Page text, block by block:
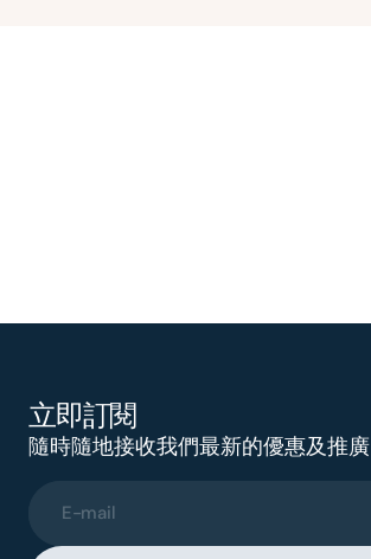
立即訂閱
隨時隨地接收我們最新的優惠及推廣
E-mail